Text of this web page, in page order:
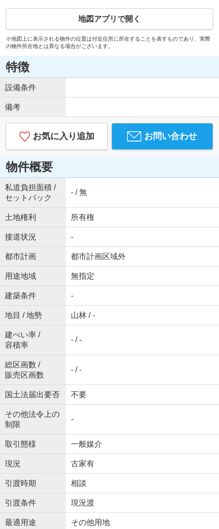
地図アプリで開く
※地図上に表示される物件の位置は付近住所に所在することを表すものであり、実際
の物件所在地とは異なる場合がございます。
特徴
設備条件
備考
お気に入り追加 お問い合わせ
物件概要
私道負担面積 /
セットバック
- / 無
土地権利 所有権
接道状況 -
都市計画 都市計画区域外
用途地域 無指定
建築条件 -
地目 / 地勢 山林 / -
建ぺい率 /
容積率
- / -
総区画数 /
販売区画数
- / -
国土法届出要否 不要
その他法令上の
制限
-
取引態様 一般媒介
現況 古家有
引渡時期 相談
引渡条件 現況渡
最適用途 その他用地